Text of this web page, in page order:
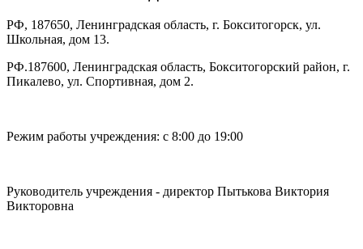
РФ, 187650, Ленинградская область, г. Бокситогорск, ул.
Школьная, дом 13.
РФ.187600, Ленинградская область, Бокситогорский район, г.
Пикалево, ул. Спортивная, дом 2.
Режим работы учреждения: с 8:00 до 19:00
Руководитель учреждения - директор Пытькова Виктория
Викторовна